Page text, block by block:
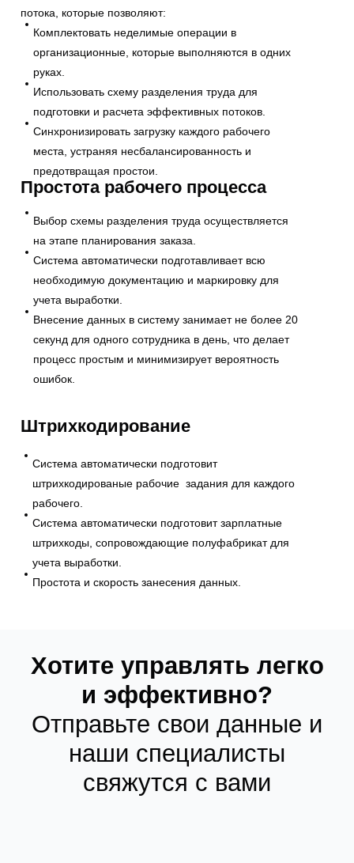
Выбор схемы разделения труда осуществляется
на этапе планирования заказа.
Система автоматически подготавливает всю
необходимую документацию и маркировку для
учета выработки.
Внесение данных в систему занимает не более 20
секунд для одного сотрудника в день, что делает
процесс простым и минимизирует вероятность
ошибок.
Простота рабочего процесса
Система автоматически подготовит
штрихкодированые рабочие задания для каждого
рабочего.
Система автоматически подготовит зарплатные
штрихкоды, сопровождающие полуфабрикат для
учета выработки.
Простота и скорость занесения данных.
Штрихкодирование
потока, которые позволяют:
Комплектовать неделимые операции в
организационные, которые выполняются в одних
руках.
Использовать схему разделения труда для
подготовки и расчета эффективных потоков.
Синхронизировать загрузку каждого рабочего
места, устраняя несбалансированность и
предотвращая простои.
Хотите управлять легко
и эффективно?
Отправьте свои данные и
наши специалисты
свяжутся с вами